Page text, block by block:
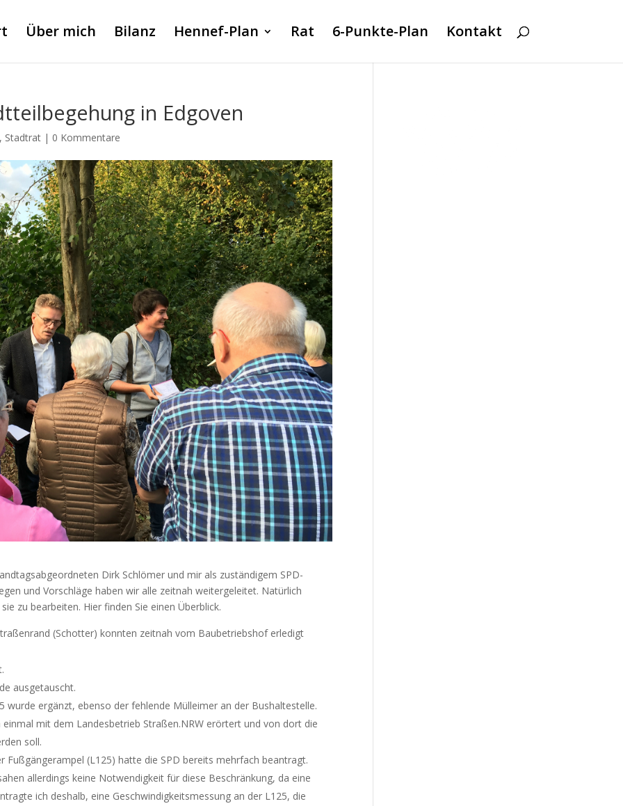
Über mich Bilanz Hennef-Plan Rat 6-Punkte-Plan Kontakt
in Edgoven
, Stadtrat | 0 Kommentare
Dirk Schlömer und mir als zuständigem SPD-
und Vorschläge haben wir alle zeitnah weitergeleitet. Natürlich
zu bearbeiten. Hier finden Sie einen Überblick.
(Schotter) konnten zeitnah vom Baubetriebshof erledigt
ausgetauscht.
wurde ergänzt, ebenso der fehlende Mülleimer an der Bushaltestelle.
mit dem Landesbetrieb Straßen.NRW erörtert und von dort die
soll.
Fußgängerampel (L125) hatte die SPD bereits mehrfach beantragt.
allerdings keine Notwendigkeit für diese Beschränkung, da eine
ich deshalb, eine Geschwindigkeitsmessung an der L125, die